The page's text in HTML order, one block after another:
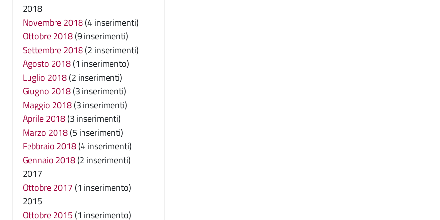
2018
Novembre 2018(4 inserimenti)
Ottobre 2018(9 inserimenti)
Settembre 2018(2 inserimenti)
Agosto 2018(1 inserimento)
Luglio 2018(2 inserimenti)
Giugno 2018(3 inserimenti)
Maggio 2018(3 inserimenti)
Aprile 2018(3 inserimenti)
Marzo 2018(5 inserimenti)
Febbraio 2018(4 inserimenti)
Gennaio 2018(2 inserimenti)
2017
Ottobre 2017 (1 inserimento)
2015
Ottobre 2015 (1 inserimento)